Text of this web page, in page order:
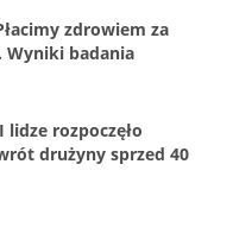
zdrowiem za
Wyniki badania
lidze rozpoczęło
drużyny sprzed 40